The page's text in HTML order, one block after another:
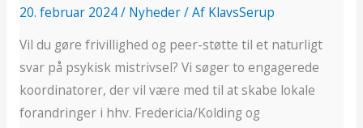
20. februar 2024/ Nyheder/ Af KlavsSerup
Vil du gøre frivillighed og peer-støtte til et naturligt
svar på psykisk mistrivsel? Vi søger to engagerede
koordinatorer, der vil være med til at skabe lokale
forandringer i hhv. Fredericia/Kolding og